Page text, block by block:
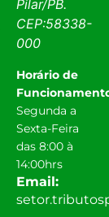
Pilar/PB.
CEP:58338-
000
Horário de
Segunda a
Sexta-Feira
das 8:00 à
14:00hrs
Email: